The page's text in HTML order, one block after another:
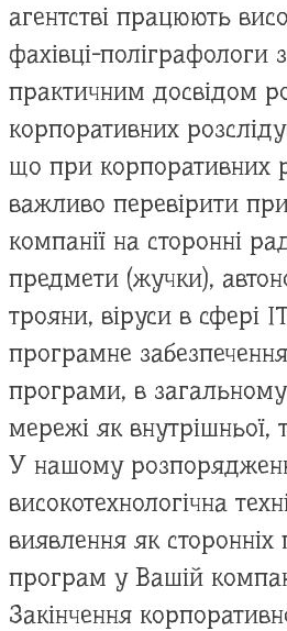
агентстві працюють
фахівці-поліграфологи
практичним досвідом
корпоративних
що при корпоративних
важливо перевірити
компанії на сторонні
предмети (жучки),
трояни, віруси в сфері
програмне
програми, в
мережі як внутрішньої,
У нашому
високотехнологічна
виявлення як сторонніх
програм у Вашій
Закінчення